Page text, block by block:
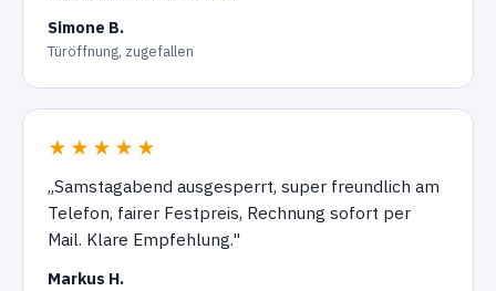
Simone B.
Türöffnung, zugefallen
★★★★★
„Samstagabend ausgesperrt, super freundlich am
Telefon, fairer Festpreis, Rechnung sofort per
Mail. Klare Empfehlung."
Markus H.